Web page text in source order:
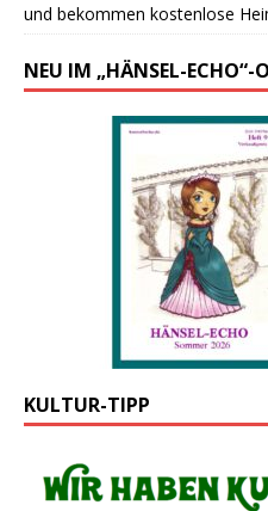
und bekommen kostenlose
NEU IM „HÄNSEL-ECHO“-
KULTUR-TIPP